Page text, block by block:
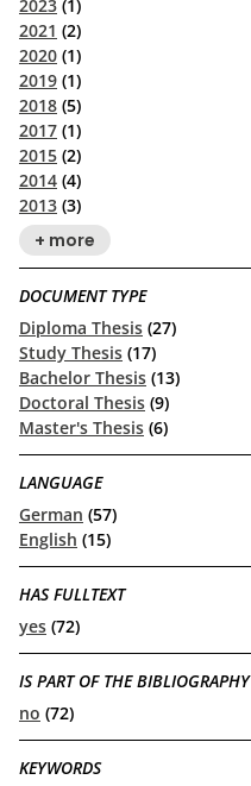
2023 (1)
2021 (2)
2020 (1)
2019 (1)
2018 (5)
2017 (1)
2015 (2)
2014 (4)
2013 (3)
+ more
DOCUMENT TYPE
Diploma Thesis (27)
Study Thesis (17)
Bachelor Thesis (13)
Doctoral Thesis (9)
Master's Thesis (6)
LANGUAGE
German (57)
English (15)
HAS FULLTEXT
yes (72)
IS PART OF THE BIBLIOGRAPHY
no (72)
KEYWORDS